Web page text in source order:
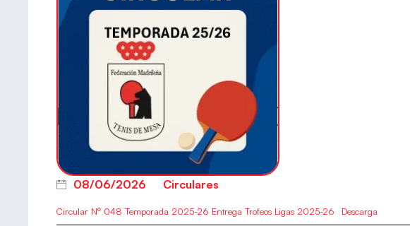
08/06/2026 Circulares
Circular Nº 048 Temporada 2025-26 Entrega Trofeos Ligas 2025-26 Descarga